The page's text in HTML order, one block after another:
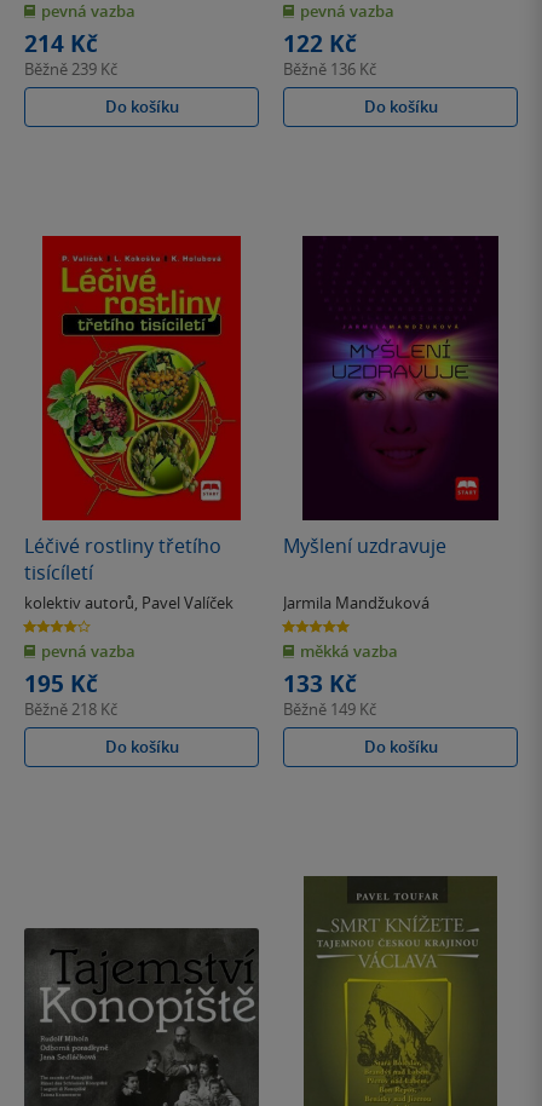
5
hvězdiček
pevná vazba
214 Kč
Běžně239 Kč
Do košíku
5
hvězdiček
pevná vazba
122 Kč
Běžně 136 Kč
Do košíku
Léčivé rostliny třetího
tisícíletí
kolektiv autorů, Pavel Valíček
4.0
z
5
hvězdiček
pevná vazba
195 Kč
Běžně218 Kč
Do košíku
Myšlení uzdravuje
Jarmila Mandžuková
5.0
z
5
hvězdiček
měkká vazba
133 Kč
Běžně 149 Kč
Do košíku